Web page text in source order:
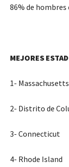
86% de hombres
MEJORES
1- Massachusetts
2- Distrito de
3- Connecticut
4- Rhode Island